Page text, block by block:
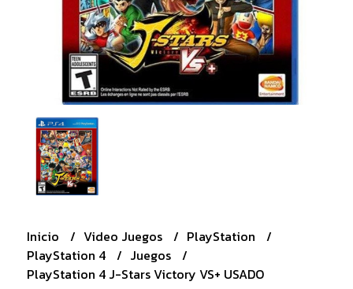
Inicio Video Juegos
PlayStation
PlayStation 4
Juegos
PlayStation 4 J-Stars Victory VS+ USADO